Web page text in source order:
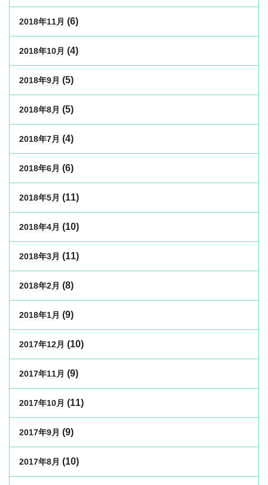
2018年11月 (6)
2018年10月 (4)
2018年9月 (5)
2018年8月 (5)
2018年7月 (4)
2018年6月 (6)
2018年5月 (11)
2018年4月 (10)
2018年3月 (11)
2018年2月 (8)
2018年1月 (9)
2017年12月 (10)
2017年11月 (9)
2017年10月 (11)
2017年9月 (9)
2017年8月 (10)